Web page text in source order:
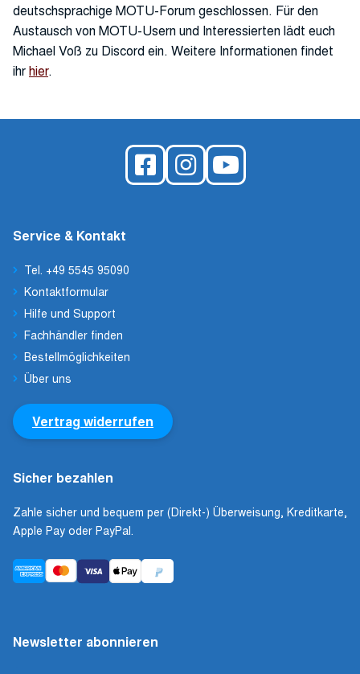
deutschsprachige MOTU-Forum geschlossen. Für den
Austausch von MOTU-Usern und Interessierten lädt euch
Michael Voß zu Discord ein. Weitere Informationen findet
ihrhier.
Service & Kontakt
Tel. +49 5545 95090
Kontaktformular
Hilfe und Support
Fachhändler finden
Bestellmöglichkeiten
Über uns
Vertrag widerrufen
Sicher bezahlen
Zahle sicher und bequem per (Direkt-) Überweisung, Kreditkarte,
Apple Pay oder PayPal.
Newsletter abonnieren